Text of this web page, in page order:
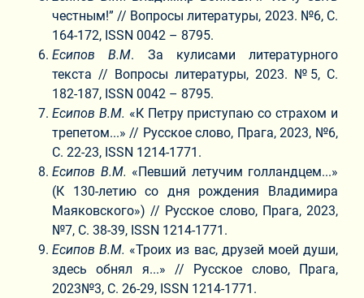
честным!” // Вопросы литературы, 2023. №6, С.
164-172, ISSN 0042 – 8795.
Есипов В.М. За кулисами литературного
текста // Вопросы литературы, 2023. №5, С.
182-187, ISSN 0042 – 8795.
Есипов В.М. «К Петру приступаю со страхом и
трепетом...» // Русское слово, Прага, 2023, №6,
С. 22-23, ISSN 1214-1771.
Есипов В.М. «Певший летучим голландцем...»
(К 130-летию со дня рождения Владимира
Маяковского») // Русское слово, Прага, 2023,
№7, С. 38-39, ISSN 1214-1771.
Есипов В.М. «Троих из вас, друзей моей души,
здесь обнял я...» // Русское слово, Прага,
2023№3, С. 26-29, ISSN 1214-1771.